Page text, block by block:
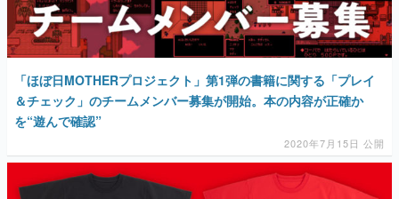
アプリレビュー
その他
電ファミニコゲーマーとは？
運営：株式会社マレ
「ほぼ日MOTHERプロジェクト」第1弾の書籍に関する「プレイ
＆チェック」のチームメンバー募集が開始。本の内容が正確か
を“遊んで確認”
2020年7月15日 公開